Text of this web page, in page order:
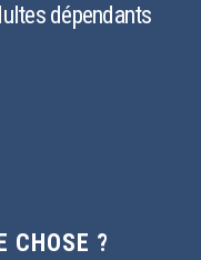
dépendants
CHOSE ?